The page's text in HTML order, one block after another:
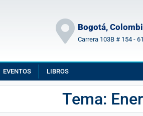
Bogotá,
Carrera 103B # 154 -
EVENTOS LIBROS
Tema: